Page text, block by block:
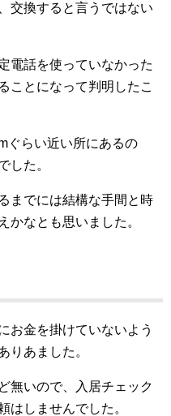
交換すると言うではない
電話を使っていなかった
ことになって判明したこ
ぐらい近い所にあるの
した。
までには結構な手間と時
かなとも思いました。
お金を掛けていないよう
りあました。
無いので、入居チェック
はしませんでした。